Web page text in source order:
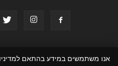
אנו משתמשים במידע בהתאם